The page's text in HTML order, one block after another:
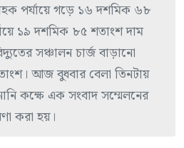
পর্যায়ে গড়ে ১৬ দশমিক ৬৮
১৯ দশমিক ৮৫ শতাংশ দাম
সঞ্চালন চার্জ বাড়ানো
আজ বুধবার বেলা তিনটায়
কক্ষে এক সংবাদ সম্মেলনের
করা হয়।